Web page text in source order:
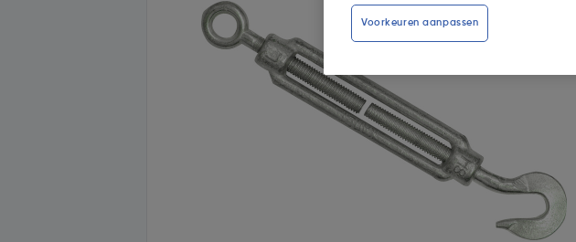
Voorkeuren aanpassen